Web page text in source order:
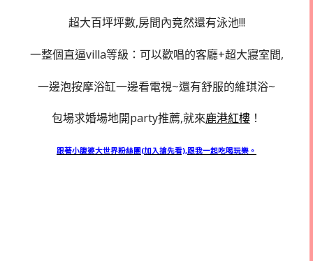
超大百坪坪數,房間內竟然還有泳池!!!
一整個直逼villa等級：可以歡唱的客廳+超大寢室間,
一邊泡按摩浴缸一邊看電視~還有舒服的維琪浴~
包場求婚場地開party推薦,就來鹿港紅樓 ！
跟著小腹婆大世界粉絲團(加入搶先看),跟我一起吃喝玩樂。